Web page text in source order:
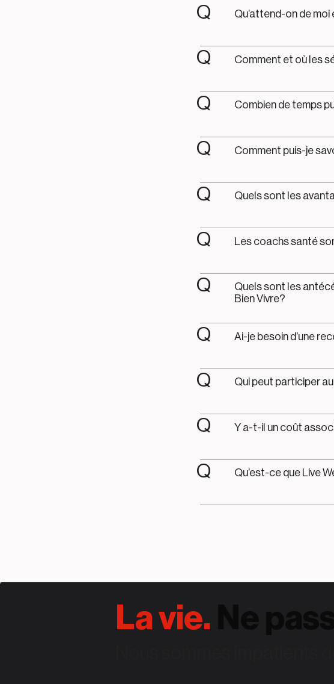
Q Qu’attend-on de
Q Comment et où les
Q Combien de temps
Q Comment puis-je
Q Quels sont les
Q Les coachs santé
Q
Quels sont les
Bien Vivre?
Q Ai-je besoin d’une
Q Qui peut participer
Q Y a-t-il un coût
Q Qu’est-ce que Live
La vie.